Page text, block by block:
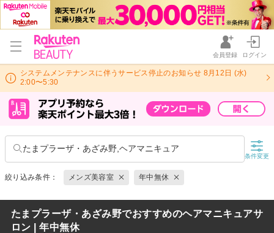
会員登録 ログイン
システムメンテナンスに伴うサービス停止のお知らせ 8月12日 (水)
2:00〜5:30
たまプラーザ・あざみ野,ヘアマニキュア
条件変更
絞り込み条件： メンズ美容室 年中無休
たまプラーザ・あざみ野でおすすめのヘアマニキュアサ
ロン | 年中無休